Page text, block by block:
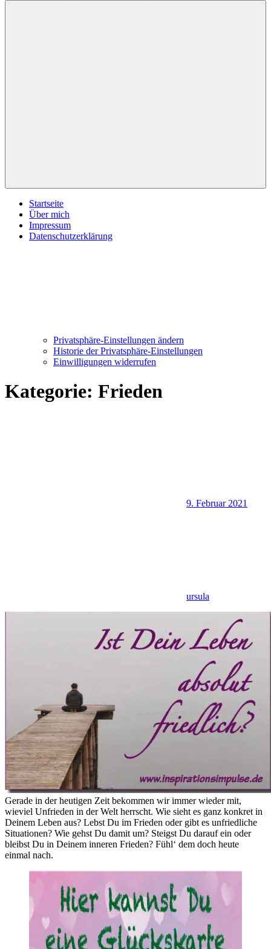
Startseite
Über mich
Impressum
Datenschutzerklärung
Privatsphäre-Einstellungen ändern
Historie der Privatsphäre-Einstellungen
Einwilligungen widerrufen
Kategorie: Frieden
9. Februar 2021
ursula
Gerade in der heutigen Zeit bekommen wir immer wieder mit,
wieviel Unfrieden in der Welt herrscht. Wie sieht es ganz konkret in
Deinem Leben aus? Lebst Du im Frieden oder gibt es unfriedliche
Situationen? Wie gehst Du damit um? Steigst Du darauf ein oder
bleibst Du in Deinem inneren Frieden? Fühl‘ dem doch heute
einmal nach.